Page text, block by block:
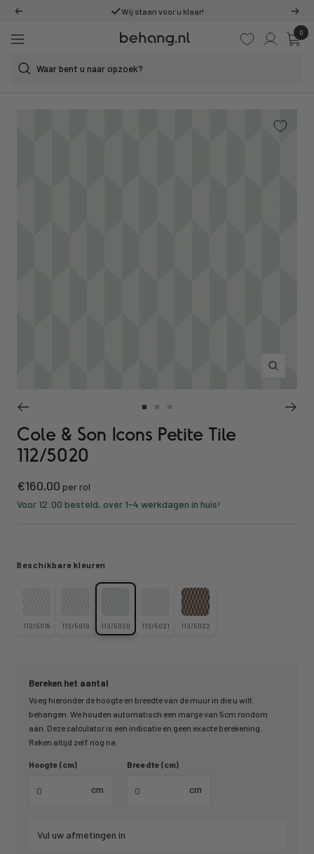
naar
content
Vorige Wij staan voor u klaar!
0
Behang.nl
Navigatie
Inzoomen
naarnaarnaar
Cole & Son Icons Petite Tile
112/5020
Kortings
prijs
€160,00 per rol
Voor 12:00 besteld, over 1-4 werkdagen in huis!
Bereken het aantal
Voeg hieronder de hoogte en breedte van de muur in die u wilt
behangen. We houden automatisch een marge van 5cm rondom
aan. Deze calculator is een indicatie en geen exacte berekening.
Reken altijd zelf nog na.
Hoogte (cm)
cm
Breedte (cm)
cm
Vul uw afmetingen in
Beschikbare kleuren
112/5018 112/5019 112/5020 112/5021 112/5022